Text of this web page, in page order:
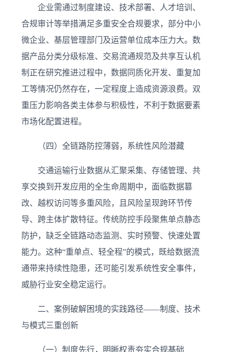
企业需通过制度建设、技术部署、人才培训、
合规审计等举措满足多重安全合规要求，部分中小
微企业、基层管理部门及运营单位成本压力大。数
据产品分类分级标准、交易流通规范及共享互认机
制正在研究推进过程中，数据同质化开发、重复加
工等情况仍然存在，一定程度上造成资源浪费。双
重压力影响各类主体参与积极性，不利于数据要素
市场化配置进程。
（四）全链路防控薄弱，系统性风险潜藏
交通运输行业数据从汇聚采集、存储管理、共
享交换到开发应用的全生命周期中，面临数据篡
改、越权访问等多重风险，且风险呈现跨环节传
导、跨主体扩散特征。传统防控手段聚焦单点静态
防护，缺乏全链路动态监测、实时预警、快速处置
能力。这种“重单点、轻全程”的模式，既给数据流
通带来持续性隐患，还可能引发系统性安全事件，
威胁行业安全稳定运行。
二、案例破解困境的实践路径——制度、技术
与模式三重创新
（一）制度先行，明晰权责夯实合规基础